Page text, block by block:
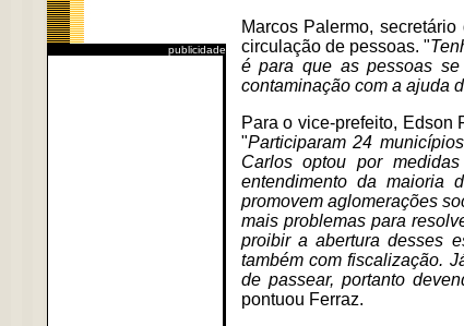
publicidade
Marcos Palermo,
circulação de pessoas. "
é para que as pessoas se
contaminação com a ajuda
Para o vice-prefeito, Edson
"Participaram 24
Carlos optou por
entendimento da maioria
promovem aglomerações
mais problemas para
proibir a abertura desses
também com fiscalização.
de passear, portanto
pontuou Ferraz.